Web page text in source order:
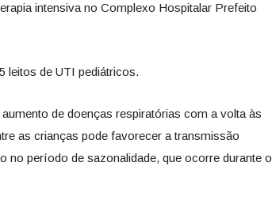
intensiva no Complexo Hospitalar Prefeito
leitos de UTI pediátricos.
de doenças respiratórias com a volta às
as crianças pode favorecer a transmissão
no período de sazonalidade, que ocorre durante o